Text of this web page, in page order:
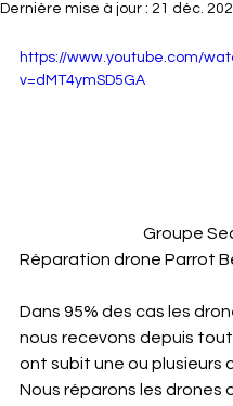
Dernière mise à jour : 21 déc.
https://www.youtube.com/
v=dMT4ymSD5GA
Réparation drone Parrot
Dans 95% des cas les
nous recevons depuis
ont subit une ou plusieurs
Nous réparons les drones